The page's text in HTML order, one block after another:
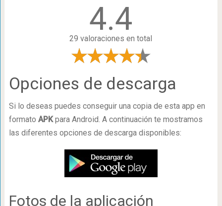
4.4
29 valoraciones en total
Opciones de descarga
Si lo deseas puedes conseguir una copia de esta app en
formato APKpara Android. A continuación te mostramos
las diferentes opciones de descarga disponibles:
Fotos de la aplicación